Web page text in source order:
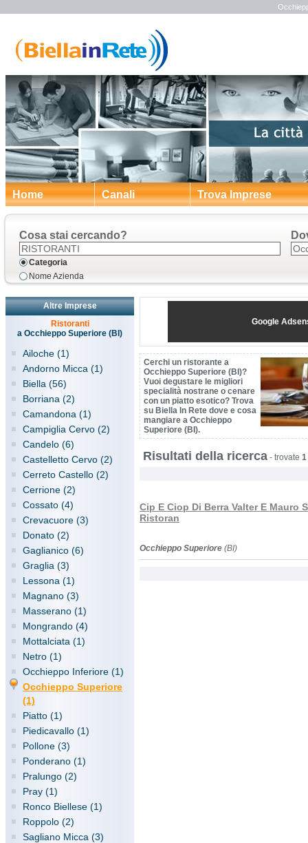
Home Canali Trova Imprese
Cosa stai cercando?
Categoria
Nome Azienda
Altre Imprese
Ristoranti
a Occhieppo Superiore (BI)
Ailoche (1)
Andorno Micca (1)
Biella (56)
Borriana (2)
Camandona (1)
Campiglia Cervo (2)
Candelo (6)
Castelletto Cervo (2)
Cerreto Castello (2)
Cerrione (2)
Cossato (4)
Crevacuore (3)
Donato (2)
Gaglianico (6)
Graglia (3)
Lessona (1)
Magnano (3)
Masserano (1)
Mongrando (4)
Mottalciata (1)
Netro (1)
Occhieppo Inferiore (1)
Occhieppo Superiore
(1)
Piatto (1)
Piedicavallo (1)
Pollone (3)
Ponderano (1)
Pralungo (2)
Pray (1)
Ronco Biellese (1)
Roppolo (2)
Sagliano Micca (3)
Google
Cerchi un ristorante a
Occhieppo Superiore (BI)?
Vuoi degustare le migliori
specialità nostrane o cenare
con un piatto esotico? Trova
su Biella In Rete dove e cosa
mangiare a Occhieppo
Superiore (BI).
Risultati della ricerca - trovate 1
Cip E Ciop Di Berra Valter E Mauro
Ristoran
Occhieppo Superiore (BI)